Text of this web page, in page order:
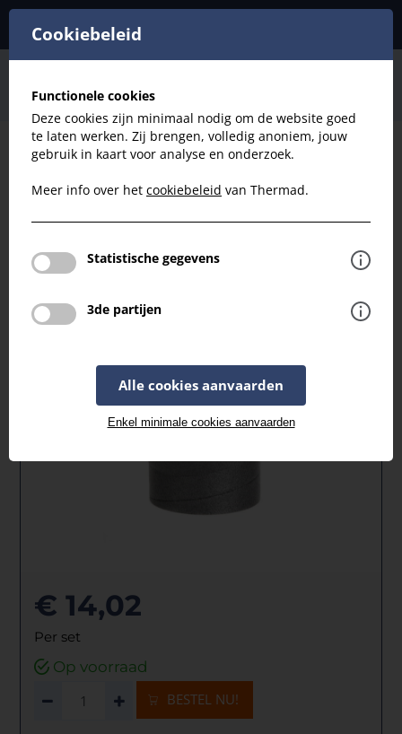
Cookiebeleid
Functionele cookies
Deze cookies zijn minimaal nodig om de website goed
te laten werken. Zij brengen, volledig anoniem, jouw
gebruik in kaart voor analyse en onderzoek.
Meer info over het cookiebeleid van Thermad.
Statistische gegevens
3de partijen
Alle cookies aanvaarden
Enkel minimale cookies aanvaarden
HR D125 Bocht 45°
Filteren
Ventilatie
€ 14,02
Per set
Op voorraad
BESTEL NU!